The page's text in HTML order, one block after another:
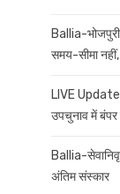
Ballia-
समय-सीमा
LIVE
उपचुनाव में
Ballia-
अंतिम संस्कार